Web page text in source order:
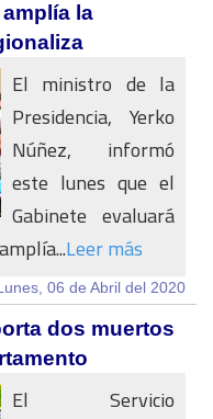
la
El ministro de la
Presidencia, Yerko
Núñez, informó
este lunes que el
Gabinete evaluará
Leer más
06 de Abril del 2020
dos muertos
El Servicio